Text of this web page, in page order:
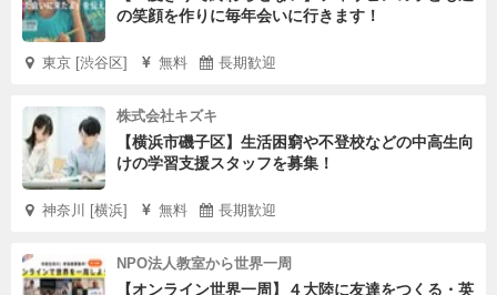
の笑顔を作りに毎年会いに行きます！
東京 [渋谷区] 無料 長期歓迎
株式会社キズキ
【横浜市磯子区】生活困窮や不登校などの中高生向
けの学習支援スタッフを募集！
神奈川 [横浜] 無料 長期歓迎
NPO法人教室から世界一周
【オンライン世界一周】４大陸に友達をつくる・英